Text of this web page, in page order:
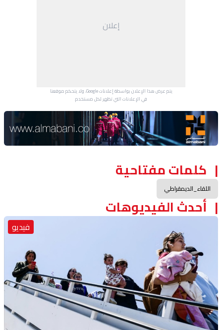
إعلان
يتم عرض هذا الإعلان بواسطة إعلانات Google، ولا يتحكم موقعنا
في الإعلانات التي تظهر لكل مستخدم.
Advertisement Section
كلمات مفتاحية
اللقاء_الديمقراطي
أحدث الفيديوهات
فيديو